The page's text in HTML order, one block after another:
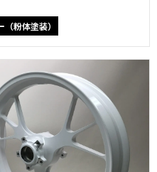
（粉体塗装）